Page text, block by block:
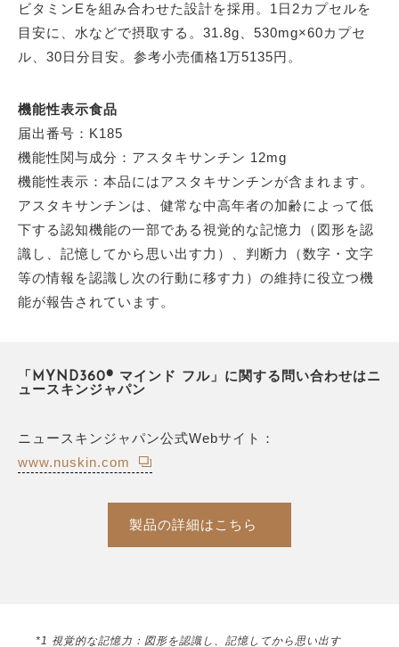
ビタミンEを組み合わせた設計を採用。1日2カプセルを
目安に、水などで摂取する。31.8g、530mg×60カプセ
ル、30日分目安。参考小売価格1万5135円。
機能性表示食品
届出番号：K185
機能性関与成分：アスタキサンチン 12mg
機能性表示：本品にはアスタキサンチンが含まれます。
アスタキサンチンは、健常な中高年者の加齢によって低
下する認知機能の一部である視覚的な記憶力（図形を認
識し、記憶してから思い出す力）、判断力（数字・文字
等の情報を認識し次の行動に移す力）の維持に役立つ機
能が報告されています。
「MYND360® マインド フル」に関する問い合わせはニ
ュースキンジャパン
ニュースキンジャパン公式Webサイト：
www.nuskin.com
製品の詳細はこちら
*1 視覚的な記憶力：図形を認識し、記憶してから思い出す